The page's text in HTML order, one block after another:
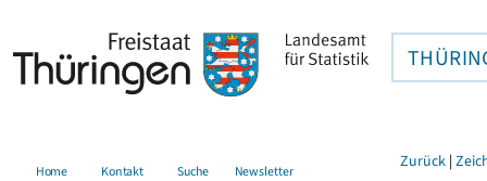
Home Kontakt Suche Newsletter Zurück |